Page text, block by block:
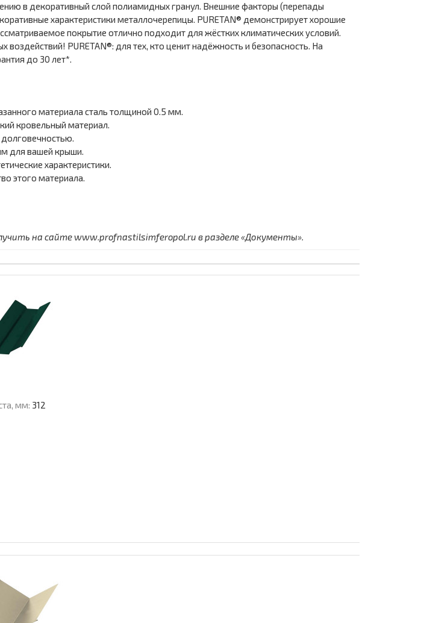
в декоративный слой полиамидных гранул. Внешние факторы (перепады
характеристики металлочерепицы. PURETAN® демонстрирует хорошие
покрытие отлично подходит для жёстких климатических условий.
PURETAN®: для тех, кто ценит надёжность и безопасность. На
до 30 лет*.
материала сталь толщиной 0.5 мм.
кровельный материал.
для вашей крыши.
характеристики.
этого материала.
на сайте www.profnastilsimferopol.ru в разделе «Документы».
мм: 312